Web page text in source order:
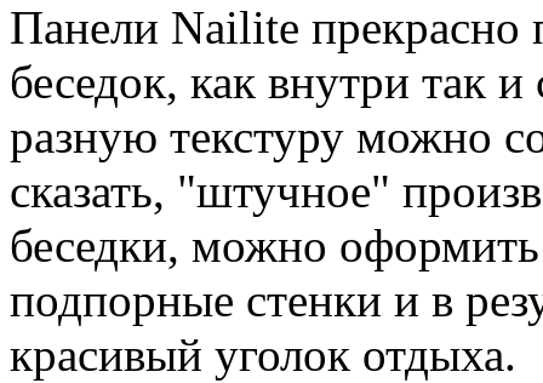
Панели Nailite
беседок, как внутри так
разную текстуру можно
сказать, "штучное"
беседки, можно
подпорные стенки и в
красивый уголок отдыха.